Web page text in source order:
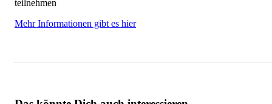
teilnehmen
Mehr Informationen gibt es hier